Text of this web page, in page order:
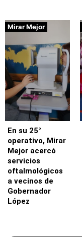
Mirar Mejor
En su 25°
operativo, Mirar
Mejor acercó
servicios
oftalmológicos
a vecinos de
Gobernador
López